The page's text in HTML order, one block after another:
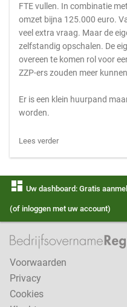
FTE vullen. In combinatie
omzet bijna 125.000 euro.
veel extra vraag. Maar de
zelfstandig opschalen. De
overeen te komen rol voor
ZZP-ers zouden meer
Er is een klein huurpand
worden.
Lees verder
dashboard Uw dashboard: Gratis
(of inloggen met uw account)
Voorwaarden
Privacy
Cookies